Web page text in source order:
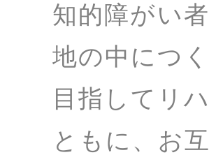
知的障がい
地の中につ
目指してリ
ともに、お